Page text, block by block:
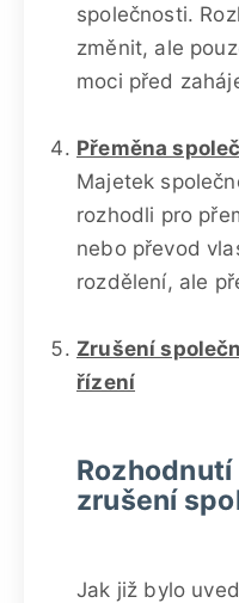
společnosti.
změnit, ale
moci před
Přeměna
Majetek
rozhodli pro
nebo převod
rozdělení, ale
Zrušení
řízení
zrušení
Jak již bylo